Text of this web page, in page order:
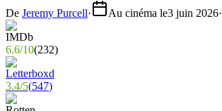
De Jeremy Purcell· Au cinéma le3 juin 2026·
6.6/10(232)
3.4/5(547)